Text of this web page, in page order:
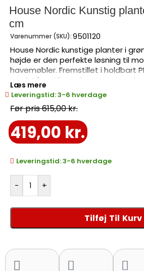
House Nordic Kunstig
cm
Varenummer (SKU):9501120
House Nordic kunstige planter i
højde er den perfekte løsning til
havemøbler. Fremstillet i holdbart
modstår vejrlig og bevarer sin
efter år. Leveres færdigsamlet og
vanding eller pleje nødvendig. Ideel
og udendørs anvendelse.
Læs mere
Leveringstid: 3-6 hverdage
615,00kr.
419,00 kr.
Leveringstid: 3-6 hverdage
- +
Tilføj Til Kurv